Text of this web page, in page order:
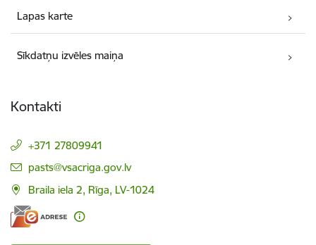
Lapas karte
Sīkdatņu izvēles maiņa
Kontakti
+371 27809941
E-pasts:
pasts@vsacriga.gov.lv
Braila iela 2, Rīga, LV-1024